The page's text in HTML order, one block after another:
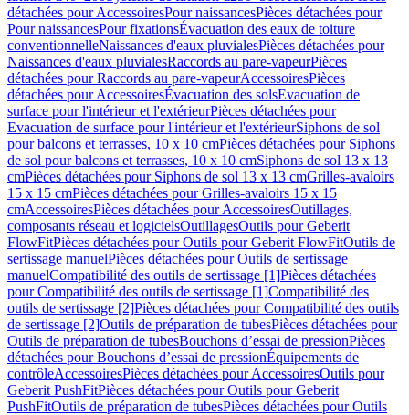
détachées pour AccessoiresPour naissancesPièces détachées pour
Pour naissancesPour fixationsÉvacuation des eaux de toiture
conventionnelleNaissances d'eaux pluvialesPièces détachées pour
Naissances d'eaux pluvialesRaccords au pare-vapeurPièces
détachées pour Raccords au pare-vapeurAccessoiresPièces
détachées pour AccessoiresÉvacuation des solsEvacuation de
surface pour l'intérieur et l'extérieurPièces détachées pour
Evacuation de surface pour l'intérieur et l'extérieurSiphons de sol
pour balcons et terrasses, 10 x 10 cmPièces détachées pour Siphons
de sol pour balcons et terrasses, 10 x 10 cmSiphons de sol 13 x 13
cmPièces détachées pour Siphons de sol 13 x 13 cmGrilles-avaloirs
15 x 15 cmPièces détachées pour Grilles-avaloirs 15 x 15
cmAccessoiresPièces détachées pour AccessoiresOutillages,
composants réseau et logicielsOutillagesOutils pour Geberit
FlowFitPièces détachées pour Outils pour Geberit FlowFitOutils de
sertissage manuelPièces détachées pour Outils de sertissage
manuelCompatibilité des outils de sertissage [1]Pièces détachées
pour Compatibilité des outils de sertissage [1]Compatibilité des
outils de sertissage [2]Pièces détachées pour Compatibilité des outils
de sertissage [2]Outils de préparation de tubesPièces détachées pour
Outils de préparation de tubesBouchons d’essai de pressionPièces
détachées pour Bouchons d’essai de pressionÉquipements de
contrôleAccessoiresPièces détachées pour AccessoiresOutils pour
Geberit PushFitPièces détachées pour Outils pour Geberit
PushFitOutils de préparation de tubesPièces détachées pour Outils